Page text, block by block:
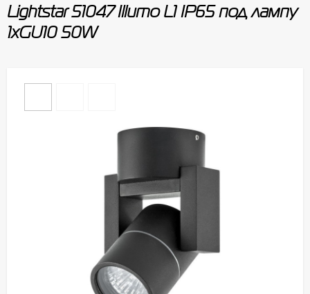
Lightstar 51047 Illumo L1 IP65 под лампу
1xGU10 50W